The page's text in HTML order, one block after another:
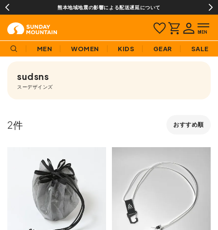
熊本地域地震の影響による配送遅延について
MEN WOMEN KIDS GEAR SALE
sudsns
スーデザインズ
おすすめ順
2